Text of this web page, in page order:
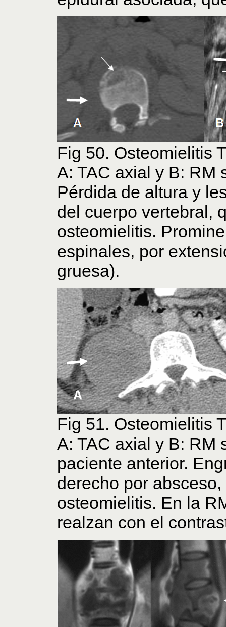
Fig 50. Osteomielitis
A: TAC axial y B: RM
Pérdida de altura y
del cuerpo vertebral,
osteomielitis.
espinales, por
gruesa).
Fig 51. Osteomielitis
A: TAC axial y B: RM
paciente anterior.
derecho por
osteomielitis. En la
realzan con el